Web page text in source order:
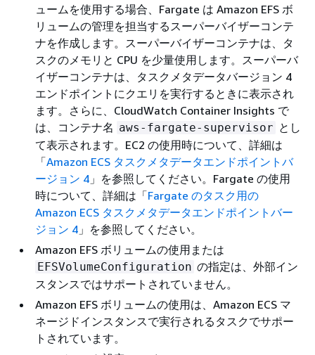
ュームを使用する場合、Fargate は Amazon EFS ボ
リュームの管理を担当するスーパーバイザーコンテ
ナを作成します。スーパーバイザーコンテナは、タ
スクのメモリと CPU を少量使用します。スーパーバ
イザーコンテナは、タスクメタデータバージョン 4
エンドポイントにクエリを実行するときに表示され
ます。さらに、CloudWatch Container Insights で
は、コンテナ名 aws-fargate-supervisor とし
て表示されます。EC2 の使用時について、詳細は
「Amazon ECS タスクメタデータエンドポイントバ
ージョン 4 」を参照してください。Fargate の使用
時について、詳細は「Fargate のタスク用の
Amazon ECS タスクメタデータエンドポイントバー
ジョン 4 」を参照してください。
Amazon EFS ボリュームの使用または
EFSVolumeConfiguration の指定は、外部イン
スタンスではサポートされていません。
Amazon EFS ボリュームの使用は、Amazon ECS マ
ネージドインスタンスで実行されるタスクでサポー
トされています。